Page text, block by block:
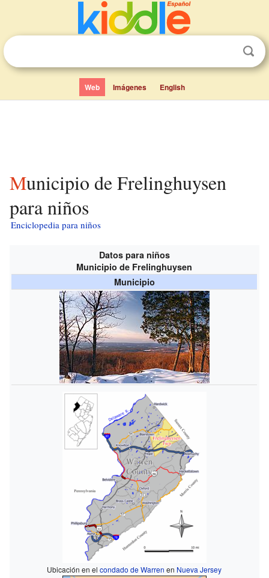
Web Imágenes English
Municipio de Frelinghuysen
para niños
Enciclopedia para niños
Datos para niños
Municipio de Frelinghuysen
Municipio
Ubicación en elcondado de Warren en Nueva Jersey